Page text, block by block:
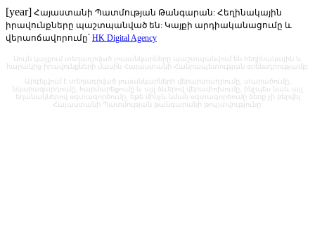
[year] Հայաստանի Պատմության Թանգարան: Հեղինակային
իրավունքները պաշտպանված են: Կայքի արդիականացումը և
վերաոճավորումը՝ HK Digital Agency
Սույն կայքում տեղադրված լուսանկարները պաշտպանվում են հեղինակային և
հարակից իրավունքների մասին Հայաստանի Հանրապետության օրենսդրությամբ:
Արգելվում է տեղադրված լուսանկարների վերարտադրումը, տարածումը,
նկարազարդումը, հարմարեցումը և այլ ձևերով վերափոխումը, ինչպես նաև այլ
եղանակներով օգտագործումը, եթե մինչև նման օգտագործումը ձեռք չի բերվել
Հայաստանի Պատմության թանգարանի թույլտվությունը: